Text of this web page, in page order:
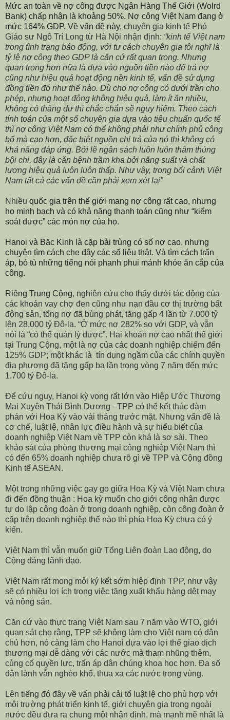
Mức an toàn về nợ công được Ngân Hàng Thế Giới (Wolrd
Bank) chấp nhận là khoảng 50%. Nợ công Việt Nam đang ở
mức 164% GDP. Về vấn đề này, chuyên gia kinh tế Phó
Giáo sư Ngô Trí Long từ Hà Nội nhận định: “kinh tế Việt nam
trong tình trạng báo động, với tư cách chuyên gia tôi nghĩ là
tỷ lệ nợ công theo GDP là căn cứ rất quan trọng. Nhưng
quan trọng hơn nữa là dựa vào nguồn tiền nào để trả nợ
cũng như hiệu quả hoạt động nền kinh tế, vấn đề sử dụng
đồng tiền đó như thế nào. Dù cho nợ công có dưới trần cho
phép, nhưng hoạt động không hiệu quả, làm ít ăn nhiều,
không có thặng dư thì chắc chắn sẽ nguy hiểm. Theo cách
tính toán của một số chuyên gia dựa vào tiêu chuẩn quốc tế
thì nợ công Việt Nam có thể không phải như chính phủ công
bố mà cao hơn, đặc biệt nguồn chi trả của nó thì không có
khả năng đáp ứng. Bởi lẽ ngân sách luôn luôn thâm thủng
bội chi, đây là căn bệnh trầm kha bởi năng suất và chất
lượng hiệu quả luôn luôn thấp. Như vậy, trong bối cảnh Việt
Nam tất cả các vấn đề cần phải xem xét lại”
Nhiều quốc gia trên thế giới mang nợ công rất cao, nhưng
họ minh bạch và có khả năng thanh toán cũng như “kiểm
soát được” các món nợ của họ.
Hanoi và Băc Kinh là cặp bài trùng có số nợ cao, nhưng
chuyên tìm cách che đậy các số liệu thật. Và tìm cách trấn
áp, bỏ tù những tiếng nói phanh phui mánh khóe ăn cắp của
công.
Riêng Trung Cộng, nghiên cứu cho thấy dưới tác động của
các khoản vay chợ đen cũng như nạn đầu cơ thị trường bất
động sản, tổng nợ đã bùng phát, tăng gấp 4 lần từ 7.000 tỷ
lên 28.000 tỷ Đô-la. “Ở mức nợ 282% so với GDP, và vẫn
nói là “có thể quản lý được”. Hai khoản nợ cao nhất thế giới
tại Trung Cộng, một là nợ của các doanh nghiệp chiếm đến
125% GDP; một khác là tín dụng ngầm của các chính quyền
địa phương đã tăng gấp ba lần trong vòng 7 năm đến mức
1.700 tỷ Đô-la.
Để cứu nguy, Hanoi kỳ vọng rất lớn vào Hiệp Ước Thương
Mai Xuyên Thái Bình Dương –TPP có thể kết thúc đàm
phán với Hoa Kỳ vào vài tháng trước mặt. Nhưng vấn đề là
cơ chế, luật lệ, nhân lực điều hành và sự hiểu biết của
doanh nghiệp Việt Nam về TPP còn khá là sơ sài. Theo
khảo sát của phòng thương mại công nghiệp Việt Nam thì
có đến 65% doanh nghiệp chưa rõ gì về TPP và Cộng đồng
Kinh tếASEAN.
Một trong những việc gay go giữa Hoa Kỳ và Việt Nam chưa
đi đến đồng thuận : Hoa kỳ muốn cho giới công nhân được
tự do l ập công đoàn ở trong doanh nghiệp, còn công đoàn ở
cấp trên doanh nghiệp thế nào thì phía Hoa Kỳ chưa có ý
kiến.
Việt Nam thì vẫn muốn giữ Tổng Liên đoàn Lao động, do
Cộng đảng lãnh đạo.
Việt Nam rất mong mỏi ký kết sớm hiệp định TPP, như vậy
sẽ có nhiều lợi ích trong việc tăng xuất khẩu hàng dệt may
và nông sản.
Căn cứ vào thực trang Việt Nam sau 7 năm vào WTO, giới
quan sát cho rằng, TPP sẽ không làm cho Việt nam có dân
chủ hơn, nó càng làm cho Hanoi dựa vào lợi thế giao dịch
thương mại dễ dàng với các nước mà tham nhũng thêm,
củng cố quyền lực, trấn áp dân chúng khoa học hơn. Đa số
dân lành vẫn nghèo khổ, thua xa các nước trong vùng.
Lên tiếng đó đây về vấn phải cải tổ luật lệ cho phù hợp với
môi trường phát triển kinh tế, giới chuyên gia trong ngoài
nước đều đưa ra chung một nhận định, mà mạnh mẽ nhất là